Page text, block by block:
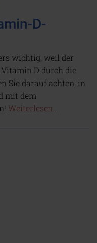
D-
wichtig, weil der
D durch die
Sie darauf achten, in
mit dem
Weiterlesen...